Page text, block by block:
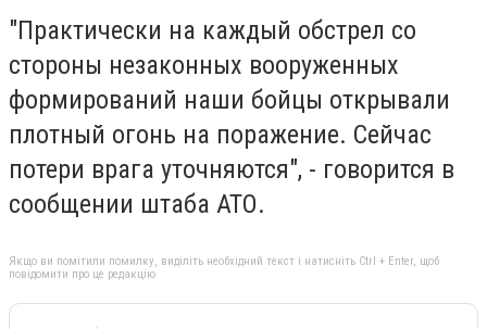
"Практически на каждый обстрел со
стороны незаконных вооруженных
формирований наши бойцы открывали
плотный огонь на поражение. Сейчас
потери врага уточняются", - говорится в
сообщении штаба АТО.
Якщо ви помітили помилку, виділіть необхідний текст і натисніть Ctrl + Enter, щоб
повідомити про це редакцію